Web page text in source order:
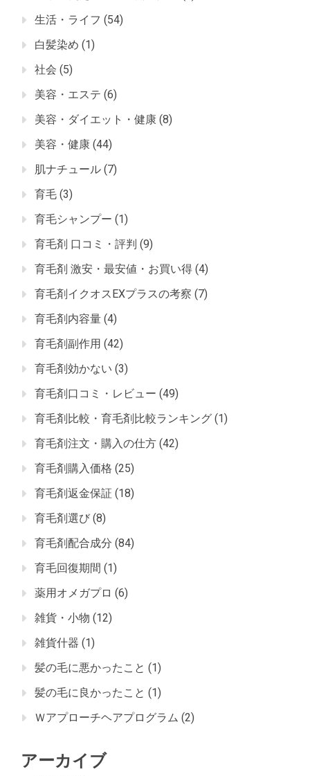
生活・ライフ (54)
白髪染め (1)
社会 (5)
美容・エステ (6)
美容・ダイエット・健康 (8)
美容・健康 (44)
肌ナチュール (7)
育毛 (3)
育毛シャンプー (1)
育毛剤 口コミ・評判 (9)
育毛剤 激安・最安値・お買い得 (4)
育毛剤イクオスEXプラスの考察 (7)
育毛剤内容量 (4)
育毛剤副作用 (42)
育毛剤効かない (3)
育毛剤口コミ・レビュー (49)
育毛剤比較・育毛剤比較ランキング (1)
育毛剤注文・購入の仕方 (42)
育毛剤購入価格 (25)
育毛剤返金保証 (18)
育毛剤選び (8)
育毛剤配合成分 (84)
育毛回復期間 (1)
薬用オメガプロ (6)
雑貨・小物 (12)
雑貨什器 (1)
髪の毛に悪かったこと (1)
髪の毛に良かったこと (1)
Ｗアプローチヘアプログラム (2)
アーカイブ